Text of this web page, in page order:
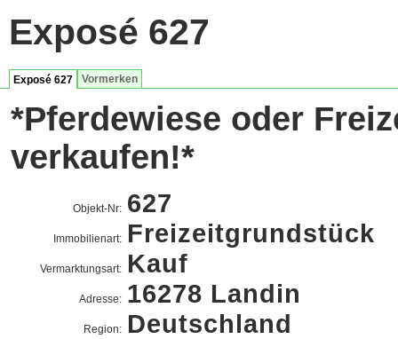
Exposé 627
Exposé 627 Vormerken
*Pferdewiese oder
verkaufen!*
Objekt-Nr: 627
Immobilienart: Freizeitgrundstück
Vermarktungsart: Kauf
Adresse: 16278 Landin
Region: Deutschland